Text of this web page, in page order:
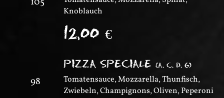
Knoblauch
12,00 €
98
PIZZA SPECIALE (A, C, D, G)
Tomatensauce, Mozzarella, Thunfisch,
Zwiebeln, Champignons, Oliven, Peperoni